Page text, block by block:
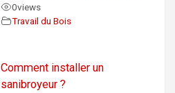
0views
Travail du Bois
Comment installer un
sanibroyeur ?